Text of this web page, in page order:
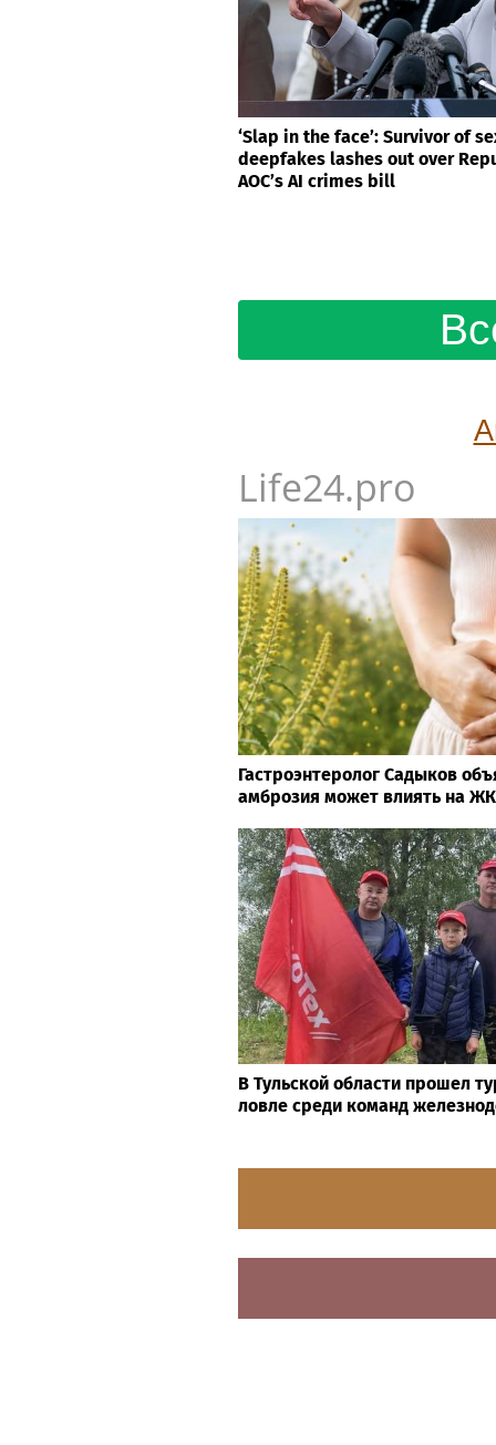
‘Slap in the face’: Survivor of
deepfakes lashes out over
AOC’s AI crimes bill
Life24.pro
Гастроэнтеролог Садыков
амброзия может влиять на
В Тульской области прошел
ловле среди команд